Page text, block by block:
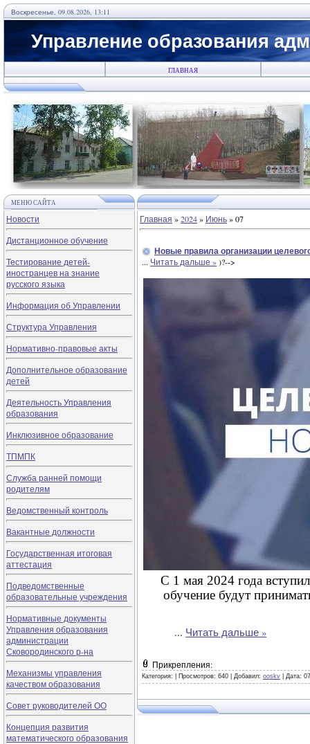
Воскресенье, 09.08.2026, 13:11
Управление образования
ГЛАВНАЯ
МЕНЮ САЙТА
Новости
Дистанционное обучение
Тестирование детей-
иностранцев на знание
русского языка
Информация об Управлении
Структура Управления
Нормативно-правовые акты
Дополнительное образование
детей
Деятельность Управления
образования
Инклюзивное образование
ТПМПК
Служба ранней помощи
родителям
Ведомственный контроль
Вакантные должности
Государственная итоговая
аттестация
Подведомственные
образовательные учреждения
Нормативные документы
Управления образования
администрации
Сковородинского р-на
Механизмы управления
качеством образования
Совет руководителей ОО
Концепция развития
математического образования
Главная »2024» Июнь»07
Новые правила организации
... Читать дальше »)?-->
С 1 мая 2024 года
обучение будут
... Читать дальше »
Прикрепления:
Категория: Просмотров: 640 | Добавил: ooskv Дата: